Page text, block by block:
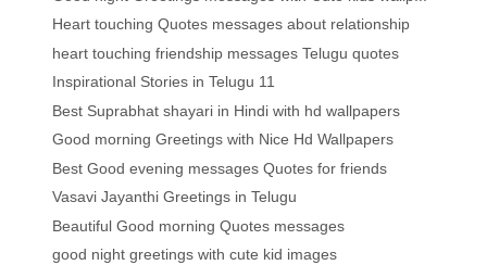
Heart touching Quotes messages about relationship
heart touching friendship messages Telugu quotes
Inspirational Stories in Telugu 11
Best Suprabhat shayari in Hindi with hd wallpapers
Good morning Greetings with Nice Hd Wallpapers
Best Good evening messages Quotes for friends
Vasavi Jayanthi Greetings in Telugu
Beautiful Good morning Quotes messages
good night greetings with cute kid images